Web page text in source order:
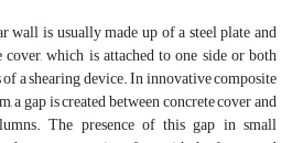
wall is usually made up of a steel plate and
which is attached to one side or both
a shearing device. In innovative composite
a gap is created between concrete cover and
The presence of this gap in small